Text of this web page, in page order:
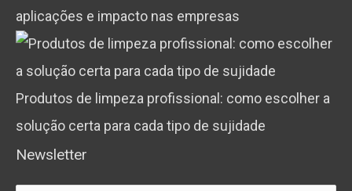
aplicações e impacto nas empresas
Produtos de limpeza profissional: como escolher a
solução certa para cada tipo de sujidade
Newsletter